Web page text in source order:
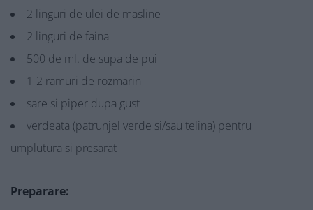
2 linguri de ulei de masline
2 linguri de faina
500 de ml. de supa de pui
1-2 ramuri de rozmarin
sare si piper dupa gust
verdeata (patrunjel verde si/sau telina) pentru
umplutura si presarat
Preparare: